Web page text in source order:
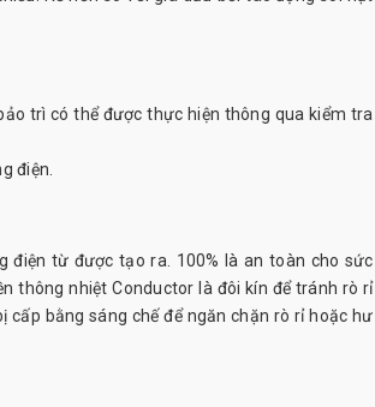
trì có thể được thực hiện thông qua kiểm tra
điện.
điện từ được tạo ra. 100% là an toàn cho sức
thông nhiệt Conductor là đôi kín để tránh rò rỉ
bằng sáng chế để ngăn chặn rò rỉ hoặc hư